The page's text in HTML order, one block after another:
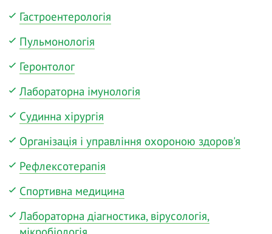
Гастроентерологія
Пульмонологія
Геронтолог
Лабораторна імунологія
Судинна хірургія
Організація і управління охороною здоров'я
Рефлексотерапія
Спортивна медицина
Лабораторна діагностика, вірусологія,